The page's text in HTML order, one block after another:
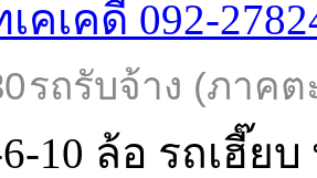
คเคดี 092-
รถรับจ้าง (ภาคต
10 ล้อ รถเฮี๊ยบ